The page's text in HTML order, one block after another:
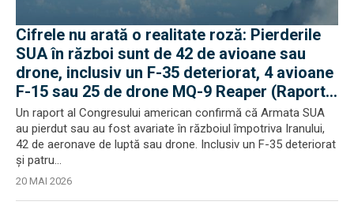
Cifrele nu arată o realitate roză: Pierderile
SUA în război sunt de 42 de avioane sau
drone, inclusiv un F-35 deteriorat, 4 avioane
F-15 sau 25 de drone MQ-9 Reaper (Raport
Congres)
Un raport al Congresului american confirmă că Armata SUA
au pierdut sau au fost avariate în războiul împotriva Iranului,
42 de aeronave de luptă sau drone. Inclusiv un F-35 deteriorat
și patru...
20 MAI 2026